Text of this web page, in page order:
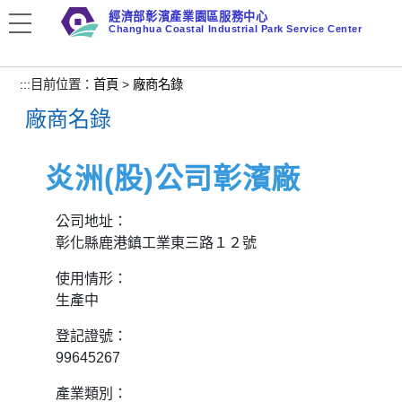
到
要
內
容
塊
經濟部彰濱產業園區服務中心
Changhua Coastal Industrial Park Service Center
::: 目前位置：首頁 > 廠商名錄
廠商名錄
炎洲(股)公司彰濱廠
公司地址：
彰化縣鹿港鎮工業東三路１２號
使用情形：
生產中
登記證號：
99645267
產業類別：